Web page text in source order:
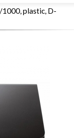
plastic, D-